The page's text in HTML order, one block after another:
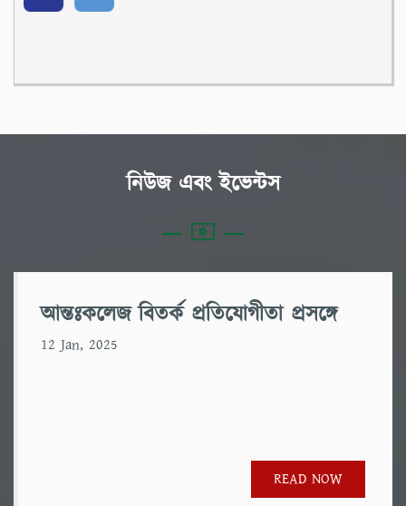
নিউজ এবং ইভেন্টস
আন্তঃকলেজ বিতর্ক প্রতিযোগীতা প্রসঙ্গে
12 Jan, 2025
READ NOW